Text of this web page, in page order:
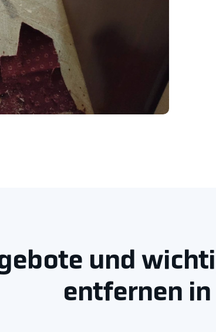
und
entfernen in